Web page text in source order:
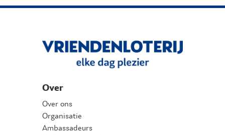
Over
Over ons
Organisatie
Ambassadeurs